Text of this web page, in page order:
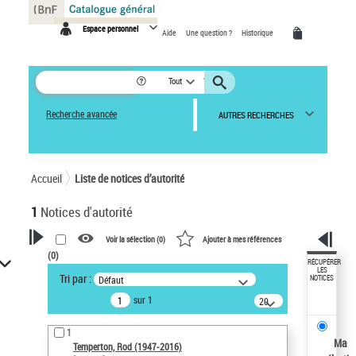
Espace personnel Aide Une question ? Historique
Tout
Recherche avancée AUTRES RECHERCHES
Accueil Liste de notices d’autorité
1 Notices d'autorité
VOTRE RECHERCHE
Recherche avancée dans les
notices d’autorité
Œuvres liées à l'auteur :
Temperton, Rod (1947-2016)
Voir la sélection (0) Ajouter à mes références
(0)
Tri par : Défaut
sur 1
20
résultats/page
1
Temperton, Rod (1947-2016)
RÉCUPÉRER
LES
NOTICES
Ma
Panneau de gestion des cookies